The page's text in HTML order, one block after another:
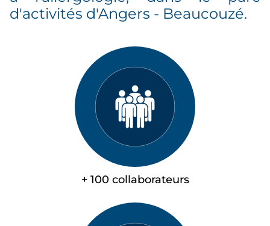
d'activités d'Angers - Beaucouzé.
+ 100 collaborateurs